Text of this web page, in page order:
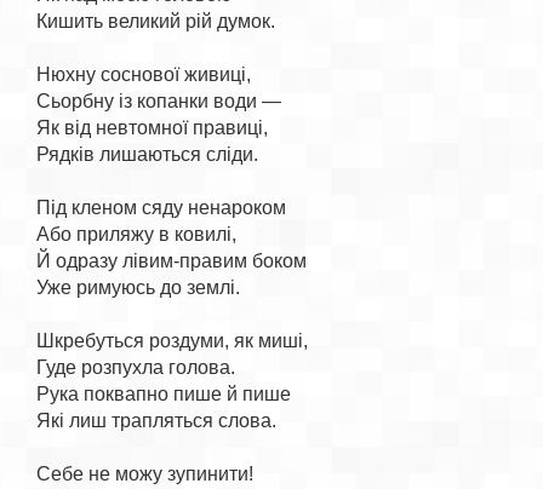
Кишить великий рій думок.
Нюхну соснової живиці,
Сьорбну із копанки води —
Як від невтомної правиці,
Рядків лишаються сліди.
Під кленом сяду ненароком
Або приляжу в ковилі,
Й одразу лівим-правим боком
Уже римуюсь до землі.
Шкребуться роздуми, як миші,
Гуде розпухла голова.
Рука поквапно пише й пише
Які лиш трапляться слова.
Себе не можу зупинити!